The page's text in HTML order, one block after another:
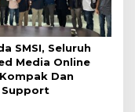
SMSI, Seluruh
Media Online
Dan
Support